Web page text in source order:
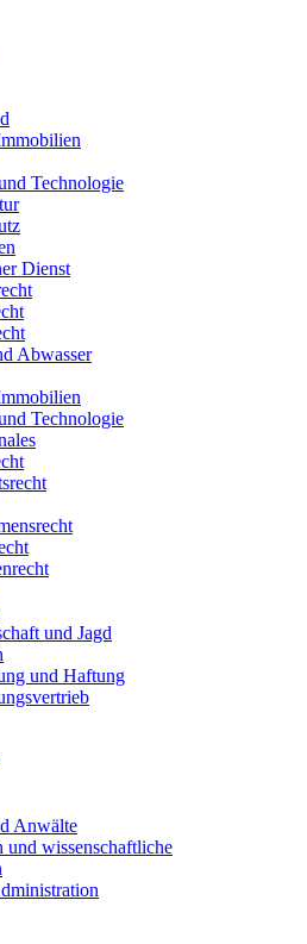
Technologie
Dienst
Abwasser
Technologie
und Jagd
und Haftung
Anwälte
und wissenschaftliche